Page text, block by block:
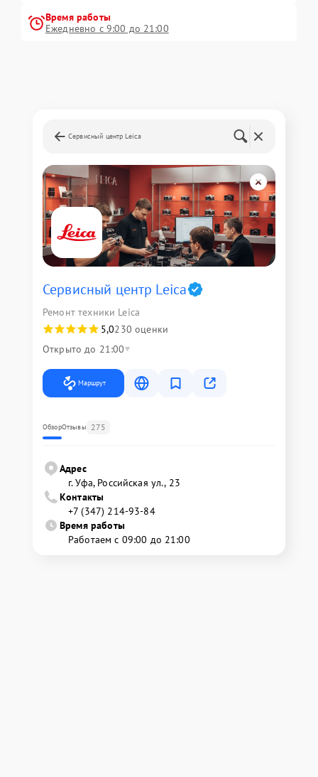
Время работы
Ежедневно с 9:00 до 21:00
Сервисный центр Leica
Сервисный центр Leica
Ремонт техники Leica
5,0230 оценки
Открыто до 21:00
Маршрут
ОбзорОтзывы 275
Адрес
г. Уфа, Российская ул., 23
Контакты
+7 (347) 214-93-84
Время работы
Работаем с 09:00 до 21:00